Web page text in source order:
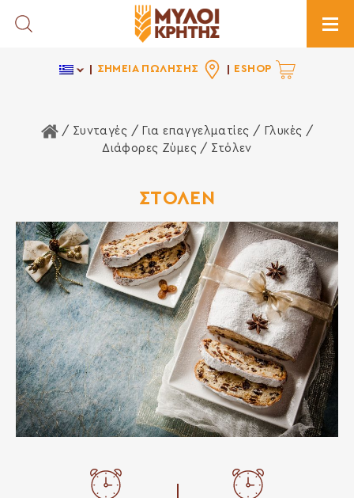
Toggle Search
ΣΗΜΕΙΑ ΠΩΛΗΣΗΣ ESHOP
Αρχική Σελίδα
/ Συνταγές / Για επαγγελματίες / Γλυκές /
Διάφορες Ζύμες / Στόλεν
ΣΤΟΛΕΝ